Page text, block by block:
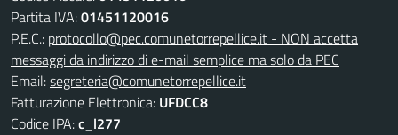
Partita IVA:01451120016
P.E.C.: protocollo@pec.comunetorrepellice.it - NON accetta
messaggi da indirizzo di e-mail semplice ma solo da PEC
Email:segreteria@comunetorrepellice.it
Fatturazione Elettronica: UFDCC8
Codice IPA:c_l277